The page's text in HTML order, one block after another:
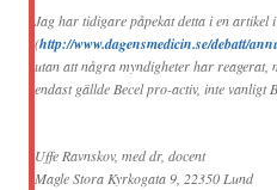
Jag har tidigare påpekat detta i en artikel
(http://www.dagensmedicin.se/debatt/
utan att några myndigheter har reagerat,
endast gällde Becel pro-activ, inte vanligt
Uffe Ravnskov, med dr, docent
Magle Stora Kyrkogata 9, 22350 Lund